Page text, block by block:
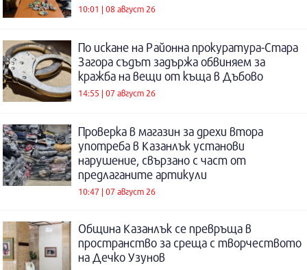
10:01 | 08 август 26
По искане на Районна прокуратура-Стара
Загора съдът задържа обвиняем за
кражба на вещи от къща в Дъбово
14:55 | 07 август 26
Проверка в магазин за дрехи втора
употреба в Казанлък установи
нарушение, свързано с част от
предлаганите артикули
10:47 | 07 август 26
Община Казанлък се превръща в
пространство за среща с творчеството
на Дечко Узунов